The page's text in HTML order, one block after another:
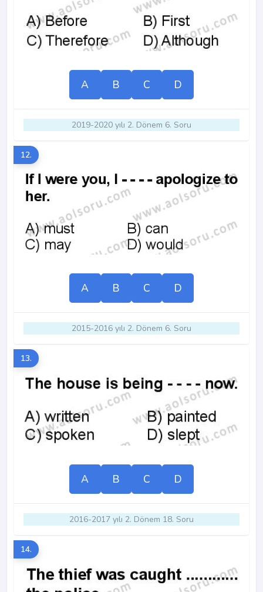
A B C D
2019-2020 yılı 2. Dönem 6. Soru
12.
A B C D
2015-2016 yılı 2. Dönem 6. Soru
13.
A B C D
2016-2017 yılı 2. Dönem 18. Soru
14.